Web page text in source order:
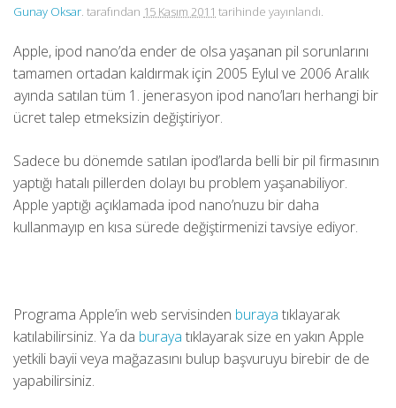
Gunay Oksar. tarafından 15 Kasım 2011 tarihinde yayınlandı.
Apple, ipod nano’da ender de olsa yaşanan pil sorunlarını
tamamen ortadan kaldırmak için 2005 Eylul ve 2006 Aralık
ayında satılan tüm 1. jenerasyon ipod nano’ları herhangi bir
ücret talep etmeksizin değiştiriyor.
Sadece bu dönemde satılan ipod’larda belli bir pil firmasının
yaptığı hatalı pillerden dolayı bu problem yaşanabiliyor.
Apple yaptığı açıklamada ipod nano’nuzu bir daha
kullanmayıp en kısa sürede değiştirmenizi tavsiye ediyor.
Programa Apple’in web servisinden buraya tıklayarak
katılabilirsiniz. Ya da buraya tıklayarak size en yakın Apple
yetkili bayii veya mağazasını bulup başvuruyu birebir de de
yapabilirsiniz.